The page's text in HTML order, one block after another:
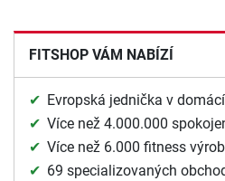
FITSHOP VÁM NABÍZÍ
Evropská jednička v
Více než 4.000.000
Více než 6.000 fitness
69 specializovaných